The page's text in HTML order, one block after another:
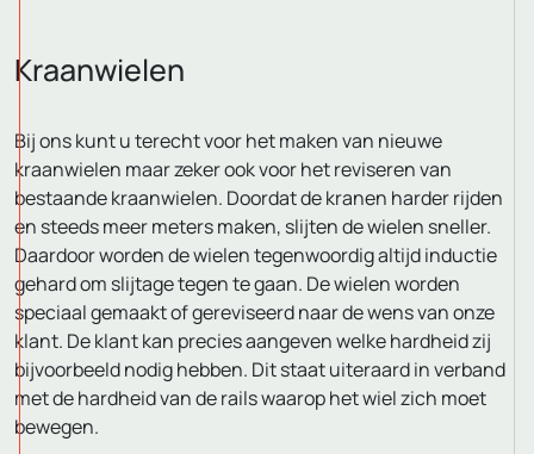
Kraanwielen
Bij ons kunt u terecht voor het maken van nieuwe
kraanwielen maar zeker ook voor het reviseren van
bestaande kraanwielen. Doordat de kranen harder rijden
en steeds meer meters maken, slijten de wielen sneller.
Daardoor worden de wielen tegenwoordig altijd inductie
gehard om slijtage tegen te gaan. De wielen worden
speciaal gemaakt of gereviseerd naar de wens van onze
klant. De klant kan precies aangeven welke hardheid zij
bijvoorbeeld nodig hebben. Dit staat uiteraard in verband
met de hardheid van de rails waarop het wiel zich moet
bewegen.